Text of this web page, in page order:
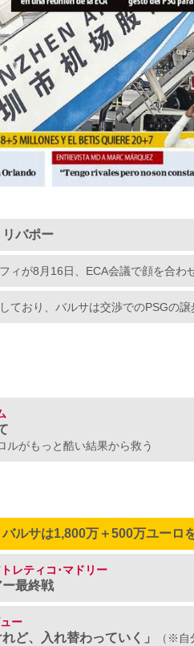
バポー
ィが8月16日、ECA会議で顔を合わ
ており、バルサは交渉でのPSGの譲
ルがもっと酷い結果から救う
ルサは1,800万＋500万ユー
レティコ･マドリー
最終戦
ー
ど、入れ替わっていく」 （※自